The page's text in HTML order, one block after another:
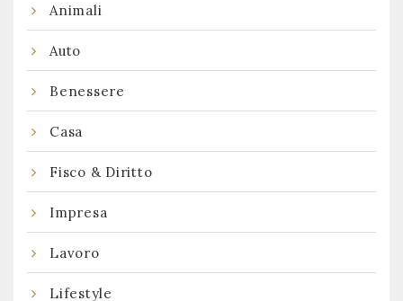
Animali
Auto
Benessere
Casa
Fisco & Diritto
Impresa
Lavoro
Lifestyle